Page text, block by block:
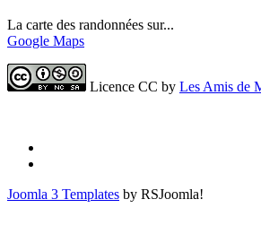
La carte des randonnées sur...
Google Maps
Licence CC by Les Amis de
Joomla 3 Templates by RSJoomla!